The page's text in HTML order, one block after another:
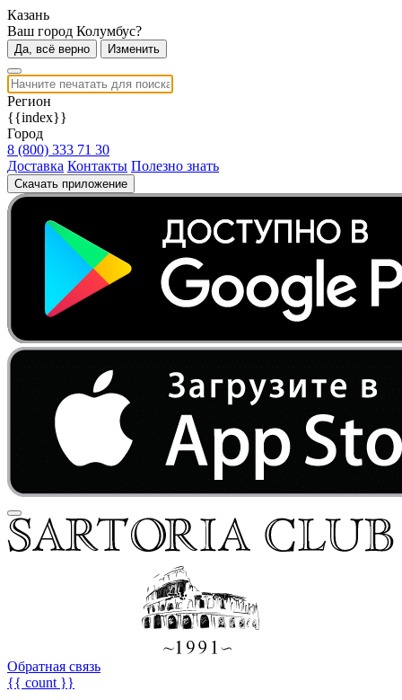
Казань
Ваш город Колумбус?
Да, всё верно Изменить
Регион
{{index}}
Город
8 (800) 333 71 30
Доставка Контакты Полезно знать
Скачать приложение
Обратная связь
{{ count }}